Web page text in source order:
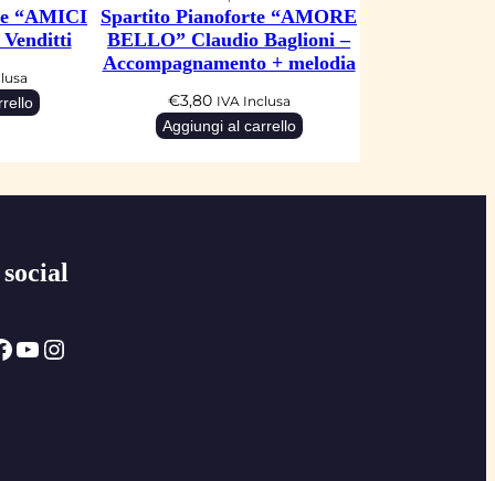
“AMICI
Spartito Pianoforte “AMORE
BELLO” Claudio Baglioni –
Accompagnamento + melodia
€3,80 IVA Inclusa
Aggiungi al carrello
YouTube Instagram